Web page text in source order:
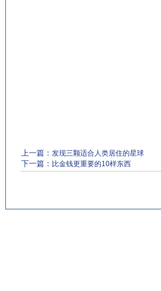
上一篇： 发现三颗适合人类居住的星球
下一篇： 比金钱更重要的10样东西